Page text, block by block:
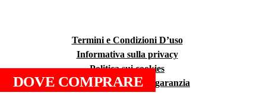
DOVE COMPRARE
Termini e Condizioni D’uso
Informativa sulla privacy
Politica sui cookies
Condizioni generali di garanzia